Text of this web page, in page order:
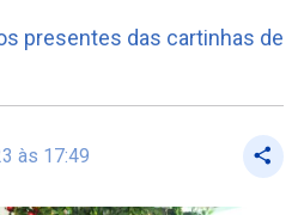
presentes das cartinhas de
às 17:49